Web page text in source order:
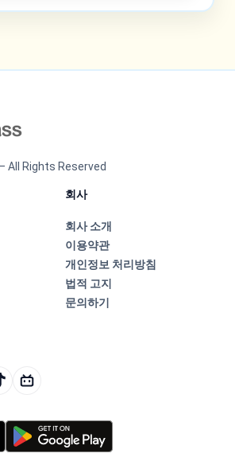
All Rights Reserved
회사
회사 소개
이용약관
개인정보 처리방침
법적 고지
문의하기